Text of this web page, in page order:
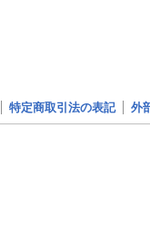
特定商取引法の表記 外